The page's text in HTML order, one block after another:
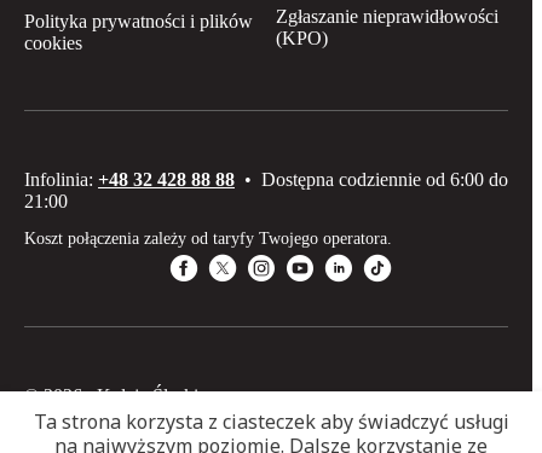
Polityka prywatności i plików
cookies
Zgłaszanie nieprawidłowości
(KPO)
Infolinia: +48 32 428 88 88 • Dostępna codziennie od 6:00 do
21:00
Koszt połączenia zależy od taryfy Twojego operatora.
© 2026 Koleje Śląskie sp. z o.o
Ta strona korzysta z ciasteczek aby świadczyć usługi
na najwyższym poziomie. Dalsze korzystanie ze